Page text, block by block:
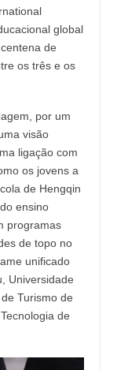
global
de
os três e os
por um
visão
ligação com
os jovens a
de Hengqin
ensino
programas
de topo no
unificado
Universidade
Turismo de
de